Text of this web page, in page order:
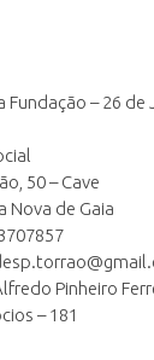
Fundação – 26 de
50 – Cave
Nova de Gaia
Pinheiro
– 181